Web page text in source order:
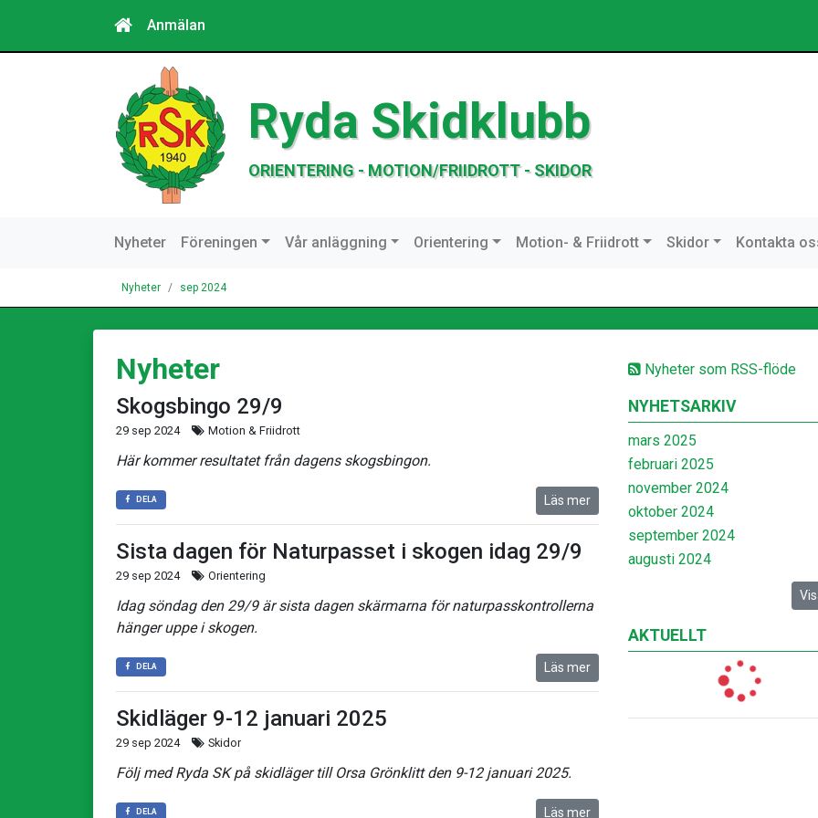
Anmälan
Ryda Skidklubb
ORIENTERING - MOTION/FRIIDROTT - SKIDOR
Nyheter Föreningen Vår anläggning Orientering Motion- & Friidrott Skidor Kontakta
Nyheter sep 2024
Nyheter som RSS-flöde
NYHETSARKIV
mars 2025
februari 2025
november 2024
oktober 2024
september 2024
augusti 2024
AKTUELLT
Nyheter
Skogsbingo 29/9
29 sep 2024 Motion & Friidrott
Här kommer resultatet från dagens skogsbingon.
DELA Läs mer
Sista dagen för Naturpasset i skogen idag 29/9
29 sep 2024 Orientering
Idag söndag den 29/9 är sista dagen skärmarna för naturpasskontrollerna
hänger uppe i skogen.
DELA Läs mer
Skidläger 9-12 januari 2025
29 sep 2024 Skidor
Följ med Ryda SK på skidläger till Orsa Grönklitt den 9-12 januari 2025.
DELA Läs mer